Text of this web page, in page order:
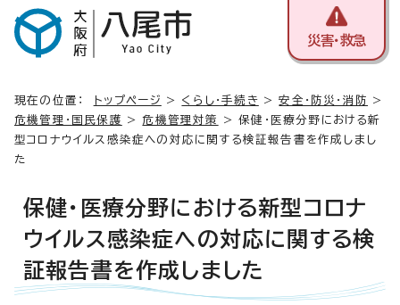
災害・救急
現在の位置： トップページ > くらし・手続き >安全・防災・消防
>
危機管理・国民保護
>危機管理対策
> 保健・医療分野における新
型コロナウイルス感染症への対応に関する検証報告書を作成しまし
た
保健・医療分野における新型コロナ
ウイルス感染症への対応に関する検
証報告書を作成しました